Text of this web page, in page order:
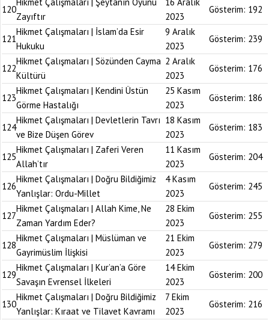
120
Zayıftır
2023
Gösterim: 192
121
Hikmet Çalışmaları | İslam’da Esir
Hukuku
9 Aralık
2023
Gösterim: 239
122
Hikmet Çalışmaları | Sözünden Cayma
Kültürü
2 Aralık
2023
Gösterim: 176
123
Hikmet Çalışmaları | Kendini Üstün
Görme Hastalığı
25 Kasım
2023
Gösterim: 186
124
Hikmet Çalışmaları | Devletlerin Tavrı
ve Bize Düşen Görev
18 Kasım
2023
Gösterim: 183
125
Hikmet Çalışmaları | Zaferi Veren
Allah’tır
11 Kasım
2023
Gösterim: 204
126
Hikmet Çalışmaları | Doğru Bildiğimiz
Yanlışlar: Ordu-Millet
4 Kasım
2023
Gösterim: 245
127
Hikmet Çalışmaları | Allah Kime, Ne
Zaman Yardım Eder?
28 Ekim
2023
Gösterim: 255
128
Hikmet Çalışmaları | Müslüman ve
Gayrimüslim İlişkisi
21 Ekim
2023
Gösterim: 279
129
Hikmet Çalışmaları | Kur’an’a Göre
Savaşın Evrensel İlkeleri
14 Ekim
2023
Gösterim: 200
130
Hikmet Çalışmaları | Doğru Bildiğimiz
Yanlışlar: Kıraat ve Tilavet Kavramı
7 Ekim
2023
Gösterim: 216